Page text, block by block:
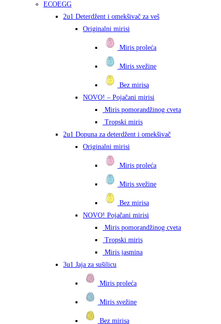
ECOEGG
2u1 Deterdžent i omekšivač za veš
Originalni mirisi
Miris proleća
Miris svežine
Bez mirisa
NOVO! – Pojačani mirisi
Miris pomorandžinog cveta
Tropski miris
2u1 Dopuna za deterdžent i omekšivač
Originalni mirisi
Miris proleća
Miris svežine
Bez mirisa
NOVO! Pojačani mirisi
Miris pomorandžinog cveta
Tropski miris
Miris jasmina
3u1 Jaja za sušilicu
Miris proleća
Miris svežine
Bez mirisa